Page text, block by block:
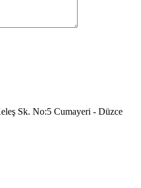
Sk. No:5 Cumayeri - Düzce